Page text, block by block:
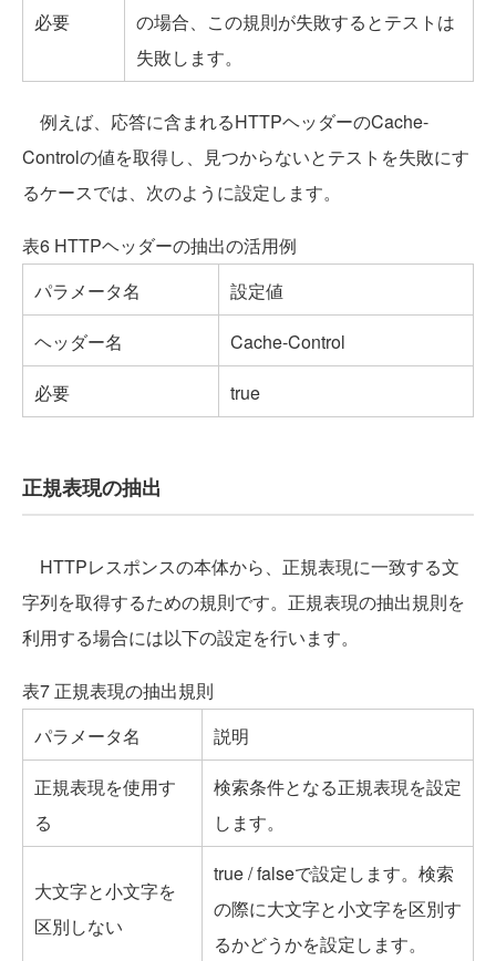
必要
の場合、この規則が失敗するとテストは
失敗します。
例えば、応答に含まれるHTTPヘッダーのCache-
Controlの値を取得し、見つからないとテストを失敗にす
るケースでは、次のように設定します。
表6 HTTPヘッダーの抽出の活用例
パラメータ名
設定値
ヘッダー名
Cache-Control
必要
true
正規表現の抽出
HTTPレスポンスの本体から、正規表現に一致する文
字列を取得するための規則です。正規表現の抽出規則を
利用する場合には以下の設定を行います。
表7 正規表現の抽出規則
パラメータ名
説明
正規表現を使用す
る
検索条件となる正規表現を設定
します。
大文字と小文字を
区別しない
true / falseで設定します。検索
の際に大文字と小文字を区別す
るかどうかを設定します。